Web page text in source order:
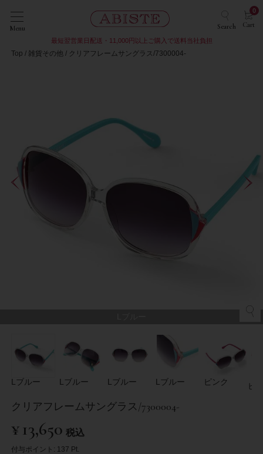
Menu Search Cart
0
最短翌営業日配送・11,000円以上ご購入で送料当社負担
Top 雑貨その他 クリアフレームサングラス/7300004-
Lブルー Lブルー Lブルー Lブルー ピンク ピ
クリアフレームサングラス/7300004-
¥13,650 税込
付与ポイント: 137 Pt.